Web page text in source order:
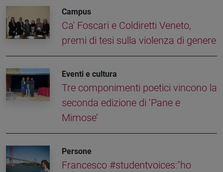
Campus
Ca' Foscari e Coldiretti Veneto,
premi di tesi sulla violenza di genere
Eventi e cultura
Tre componimenti poetici vincono la
seconda edizione di ‘Pane e
Mimose’
Persone
Francesco #studentvoices:"ho